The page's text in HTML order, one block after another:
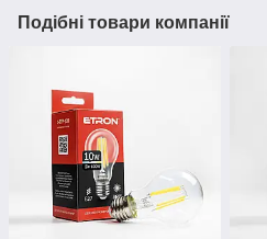
Подібні товари компанії